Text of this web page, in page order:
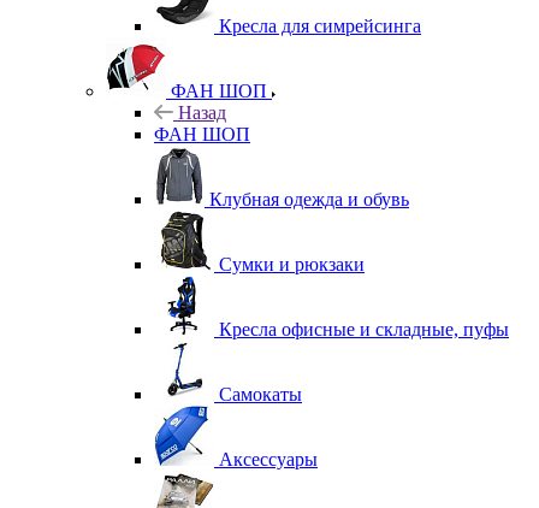
Кресла для симрейсинга
ФАН ШОП
Назад
ФАН ШОП
Клубная одежда и обувь
Сумки и рюкзаки
Кресла офисные и складные, пуфы
Самокаты
Аксессуары